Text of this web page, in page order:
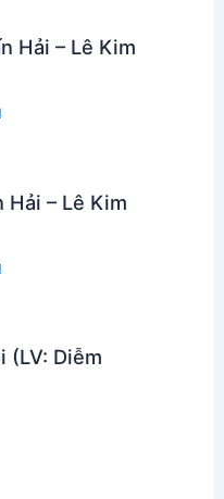
Hải – Lê Kim
Hải – Lê Kim
(LV: Diễm